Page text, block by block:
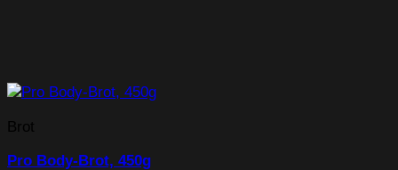
Brot
Pro Body-Brot, 450g